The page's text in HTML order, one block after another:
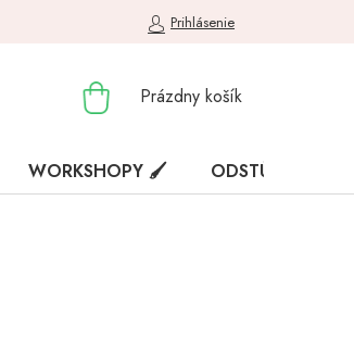
Prihlásenie
NÁKUPNÝ
Prázdny košík
WORKSHOPY 🖌️ ODSTÚPENIE